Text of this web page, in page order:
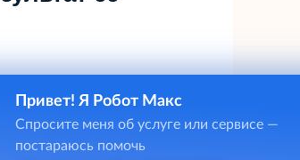
Привет! Я Робот Макс
Спросите меня об услуге или сервисе —
постараюсь помочь